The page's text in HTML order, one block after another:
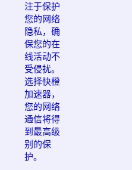
注于保护
您的网络
隐私，确
保您的在
线活动不
受侵扰。
选择快橙
加速器，
您的网络
通信将得
到最高级
别的保
护。